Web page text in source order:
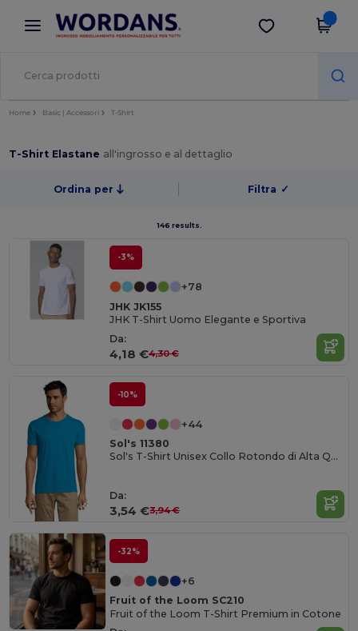
× App Wordans
Prezzi migliori sull'app!
Scarica app
Home Basic | Accessori T-Shirt
T-Shirt Elastane all'ingrosso e al dettaglio
Ordina per Filtra ✓
146 results.
-3%
+78
JHK JK155
JHK T-Shirt Uomo Elegante e Sportiva
Da:
4,18 €4,30 €
-10%
+44
Sol's 11380
Sol's T-Shirt Unisex Collo Rotondo di Alta Qualità
Da:
3,54 €3,94 €
-32%
+6
Fruit of the Loom SC210
Fruit of the Loom T-Shirt Premium in Cotone